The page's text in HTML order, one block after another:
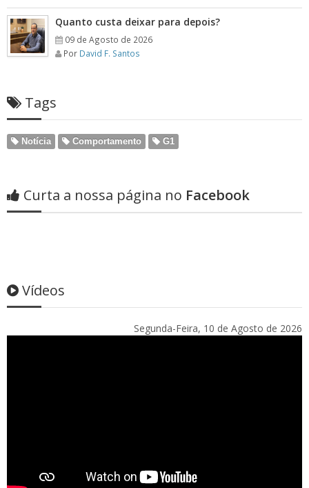
Quanto custa deixar para depois?
09 de Agosto de 2026
Por David F. Santos
Tags
Notícia Comportamento G1
Curta a nossa página no Facebook
Vídeos
Segunda-Feira, 10 de Agosto de 2026